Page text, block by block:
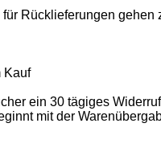
Rücklieferungen
Kauf
ein 30 tägiges
mit der